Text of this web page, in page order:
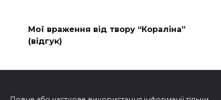
Мої враження від твору “Кораліна”
(відгук)